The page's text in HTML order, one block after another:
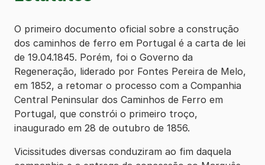
O primeiro documento oficial sobre a construção
dos caminhos de ferro em Portugal é a carta de lei
de 19.04.1845. Porém, foi o Governo da
Regeneração, liderado por Fontes Pereira de Melo,
em 1852, a retomar o processo com a Companhia
Central Peninsular dos Caminhos de Ferro em
Portugal, que constrói o primeiro troço,
inaugurado em 28 de outubro de 1856.
Vicissitudes diversas conduziram ao fim daquela